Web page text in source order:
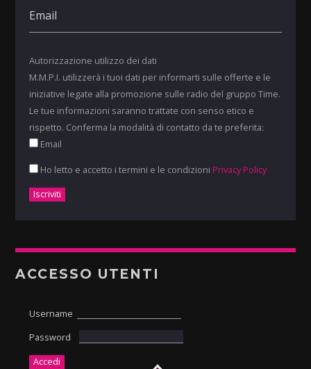
Autorizzazione utilizzo dei dati
M.M.P.I. utilizzerà i tuoi dati per informarti sulle offerte e le
iniziative legate alla promozione sulle radio del gruppo Time.
Le tue informazioni saranno trattate con senso etico e
rispetto. Conferma la modalità di contatto da te preferita:
Email
Ho letto e accetto i termini e le condizioni Privacy Policy
ACCESSO UTENTI
Username
Password